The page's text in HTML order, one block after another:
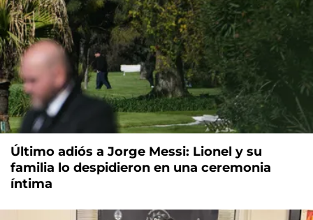
Último adiós a Jorge Messi: Lionel y su
familia lo despidieron en una ceremonia
íntima